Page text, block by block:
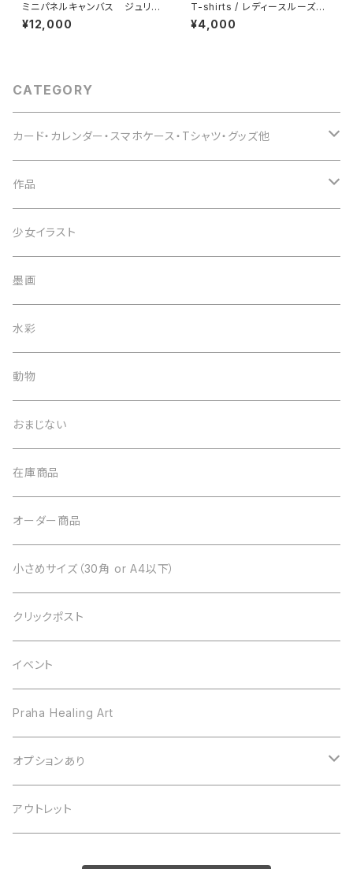
ミニパネルキャンバス ジュリエ
ッタ trim レジンコート
¥12,000
T-shirts / レディースルーズシ
ルエット シベリアンハスキー
¥4,000
CATEGORY
カード・カレンダー・スマホケース・Tシャツ・グッズ他
Tシャツ
スマホケース
マグカップ
小物
印刷物
トートバッグ
作品
一点物
オプション
デジタルデータ
少女イラスト
墨画
水彩
動物
おまじない
在庫商品
オーダー商品
小さめサイズ（30角 or A4以下）
クリックポスト
イベント
Praha Healing Art
オプションあり
フレーム変更
アウトレット